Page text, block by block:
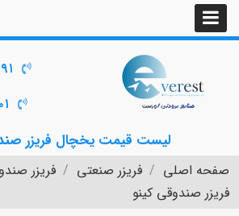
لیست قیمت یخچال فریزر
صفحه اصلی فریزر صنعتی
فریزر
فریزر صندوقی کینو